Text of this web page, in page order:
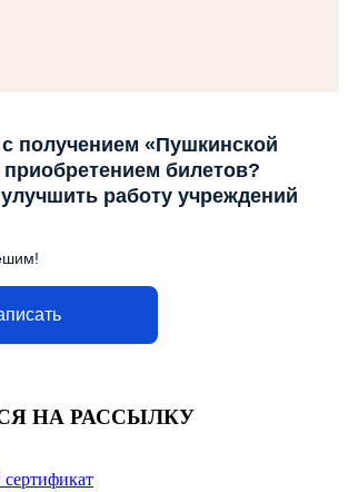
получением «Пушкинской
билетов?
улучшить работу учреждений
НА РАССЫЛКУ